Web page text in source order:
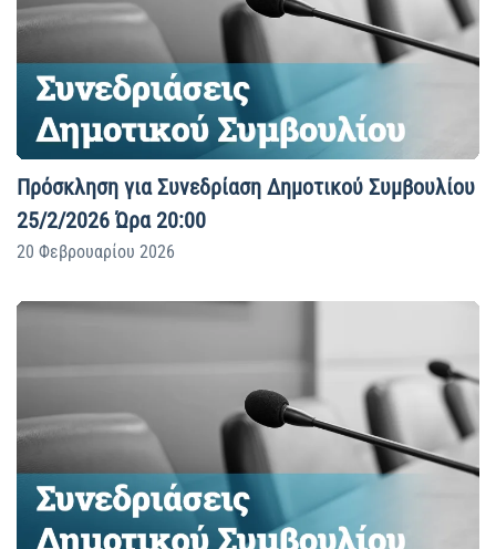
Πρόσκληση για Συνεδρίαση Δημοτικού Συμβουλίου
25/2/2026 Ώρα 20:00
20 Φεβρουαρίου 2026